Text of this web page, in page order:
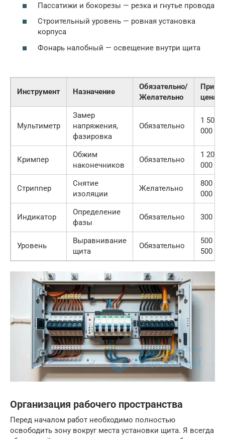
Пассатижи и бокорезы — резка и гнутье провода
Строительный уровень — ровная установка
корпуса
Фонарь налобный — освещение внутри щита
Инструмент Назначение
Обязательно/
Желательно
цена
Мультиметр
Замер
напряжения,
фазировка
Обязательно
1 500
000
Кримпер
Обжим
наконечников
Обязательно
1 200
000
Стриппер
Снятие
изоляции
Желательно
800 —
000
Индикатор
Определение
фазы
Обязательно 300 —
Уровень
Выравнивание
щита
Обязательно
500 —
500
Организация рабочего пространства
Перед началом работ необходимо полностью
освободить зону вокруг места установки щита. Я всегда